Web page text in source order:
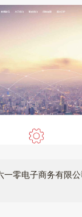
一零电子商务有限